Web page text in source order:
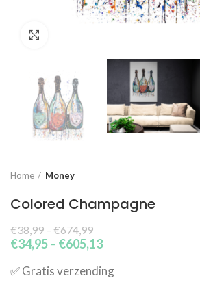
Home Money
Colored Champagne
€38,99–€674,99
€34,95– €605,13
✅​ Gratis verzending